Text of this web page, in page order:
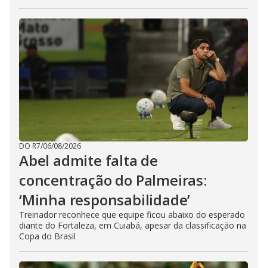
DO R7/06/08/2026
Abel admite falta de
concentração do Palmeiras:
‘Minha responsabilidade’
Treinador reconhece que equipe ficou abaixo do esperado
diante do Fortaleza, em Cuiabá, apesar da classificação na
Copa do Brasil